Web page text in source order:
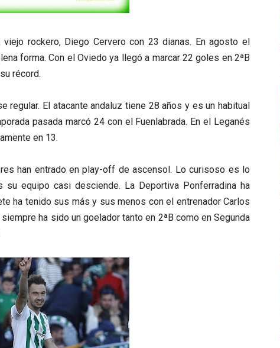
rockero, Diego Cervero con 23 dianas. En agosto el
forma. Con el Oviedo ya llegó a marcar 22 goles en 2ªB
récord.
regular. El atacante andaluz tiene 28 años y es un habitual
pasada marcó 24 con el Fuenlabrada. En el Leganés
en 13.
han entrado en play-off de ascensol. Lo curisoso es lo
equipo casi desciende. La Deportiva Ponferradina ha
ha tenido sus más y sus menos con el entrenador Carlos
ha sido un goelador tanto en 2ªB como en Segunda